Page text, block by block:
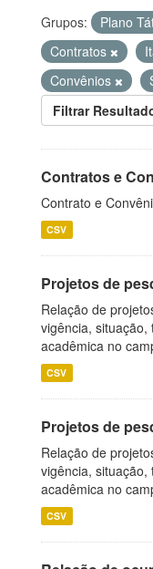
Grupos: Plano
Contratos
Convênios
Filtrar
Contratos e
Contrato e
CSV
Projetos de
Relação de
vigência,
acadêmica no
CSV
Projetos de
Relação de
vigência,
acadêmica no
CSV